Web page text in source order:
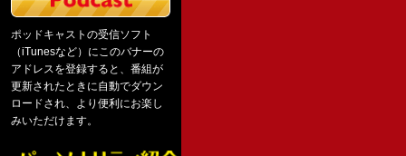
ポッドキャストの受信ソフト
（iTunesなど）にこのバナーの
アドレスを登録すると、番組が
更新されたときに自動でダウン
ロードされ、より便利にお楽し
みいただけます。